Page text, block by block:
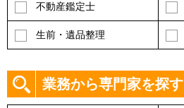
不動産鑑定士
生前・遺品整理
業務から専門家を探す